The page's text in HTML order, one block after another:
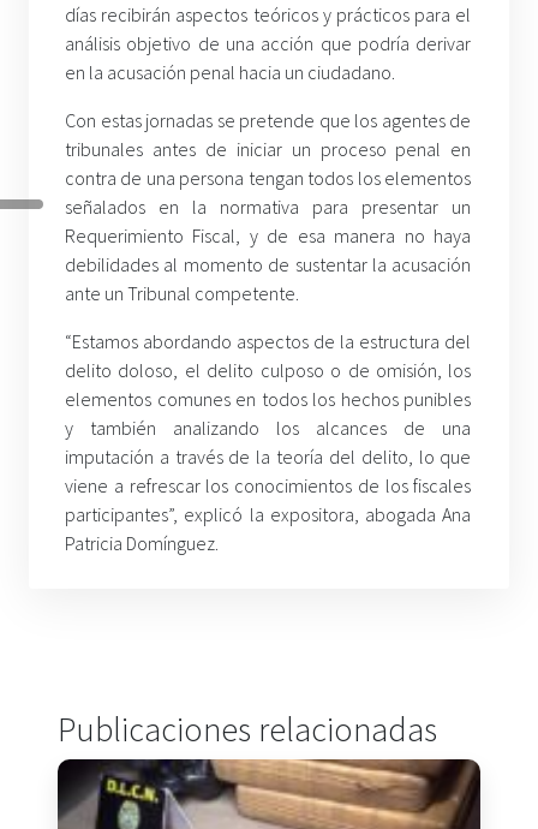
días recibirán aspectos teóricos y prácticos para el
análisis objetivo de una acción que podría derivar
en la acusación penal hacia un ciudadano.
Con estas jornadas se pretende que los agentes de
tribunales antes de iniciar un proceso penal en
contra de una persona tengan todos los elementos
señalados en la normativa para presentar un
Requerimiento Fiscal, y de esa manera no haya
debilidades al momento de sustentar la acusación
ante un Tribunal competente.
“Estamos abordando aspectos de la estructura del
delito doloso, el delito culposo o de omisión, los
elementos comunes en todos los hechos punibles
y también analizando los alcances de una
imputación a través de la teoría del delito, lo que
viene a refrescar los conocimientos de los fiscales
participantes”, explicó la expositora, abogada Ana
Patricia Domínguez.
Publicaciones relacionadas